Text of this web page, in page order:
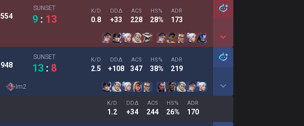
554
SUNSET
9 : 13
K/D
0.8
DDΔ
+33
ACS
228
HS%
28%
ADR
173
948
SUNSET
13 : 8
K/D
2.5
DDΔ
+108
ACS
347
HS%
38%
ADR
219
Im2
K/D
1.2
DDΔ
+34
ACS
244
HS%
26%
ADR
170